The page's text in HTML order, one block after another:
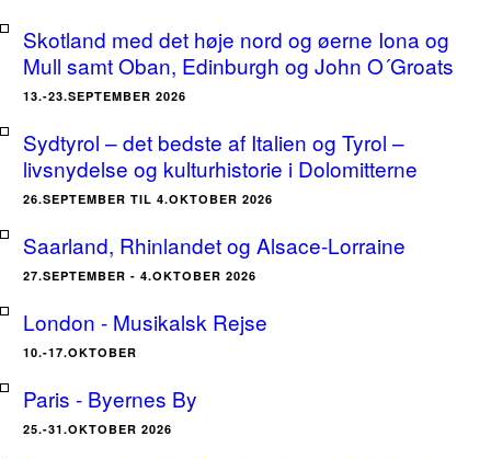
Skotland med det høje nord og øerne Iona og
Mull samt Oban, Edinburgh og John O´Groats
13.-23.SEPTEMBER 2026
Sydtyrol – det bedste af Italien og Tyrol –
livsnydelse og kulturhistorie i Dolomitterne
26.SEPTEMBER TIL 4.OKTOBER 2026
Saarland, Rhinlandet og Alsace-Lorraine
27.SEPTEMBER - 4.OKTOBER 2026
London - Musikalsk Rejse
10.-17.OKTOBER
Paris - Byernes By
25.-31.OKTOBER 2026